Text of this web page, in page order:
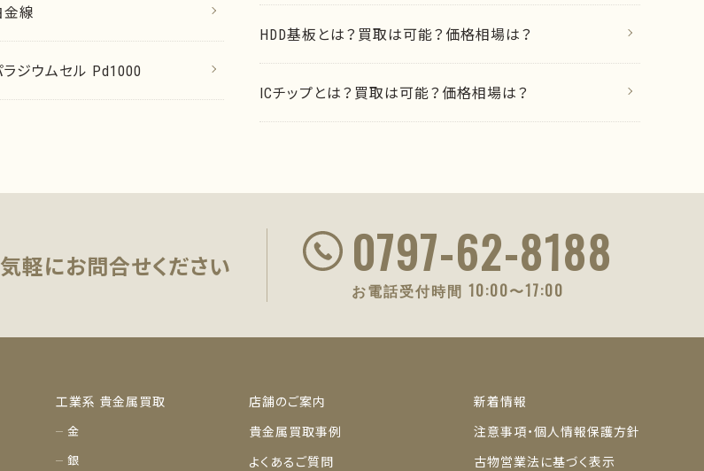
線
ジウムセル Pd1000
HDD基板とは？買取は可能？価格相場は？
ICチップとは？買取は可能？価格相場は？
軽にお問合せください 0797-62-8188
お電話受付時間 10:00〜17:00
工業系 貴金属買取
金
銀
店舗のご案内
貴金属買取事例
よくあるご質問
新着情報
注意事項・個人情報保護方針
古物営業法に基づく表示